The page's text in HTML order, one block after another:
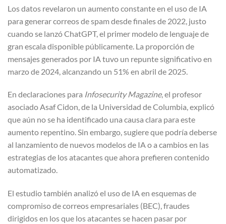
Los datos revelaron un aumento constante en el uso de IA
para generar correos de spam desde finales de 2022, justo
cuando se lanzó ChatGPT, el primer modelo de lenguaje de
gran escala disponible públicamente. La proporción de
mensajes generados por IA tuvo un repunte significativo en
marzo de 2024, alcanzando un 51% en abril de 2025.
En declaraciones para Infosecurity Magazine, el profesor
asociado Asaf Cidon, de la Universidad de Columbia, explicó
que aún no se ha identificado una causa clara para este
aumento repentino. Sin embargo, sugiere que podría deberse
al lanzamiento de nuevos modelos de IA o a cambios en las
estrategias de los atacantes que ahora prefieren contenido
automatizado.
El estudio también analizó el uso de IA en esquemas de
compromiso de correos empresariales (BEC), fraudes
dirigidos en los que los atacantes se hacen pasar por